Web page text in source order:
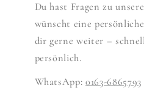
Du hast Fragen zu
wünscht eine
dir gerne weiter –
persönlich.
WhatsApp:0163-6865793